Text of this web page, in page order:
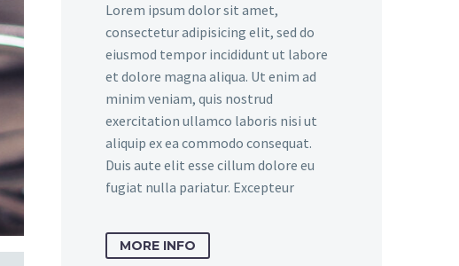
Lorem ipsum dolor sit amet,
consectetur adipisicing elit, sed do
eiusmod tempor incididunt ut labore
et dolore magna aliqua. Ut enim ad
minim veniam, quis nostrud
exercitation ullamco laboris nisi ut
aliquip ex ea commodo consequat.
Duis aute elit esse cillum dolore eu
fugiat nulla pariatur. Excepteur
MORE INFO